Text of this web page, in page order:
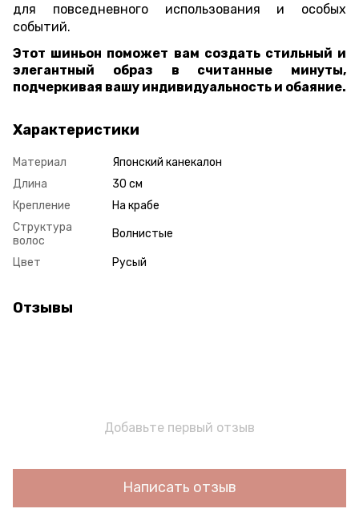
для повседневного использования и особых
событий.
Этот шиньон поможет вам создать стильный и
элегантный образ в считанные минуты,
подчеркивая вашу индивидуальность и обаяние.
Характеристики
Материал
Японский канекалон
Длина
30 см
Крепление
На крабе
Структура
волос
Волнистые
Цвет Русый
Отзывы
Добавьте первый отзыв
Написать отзыв